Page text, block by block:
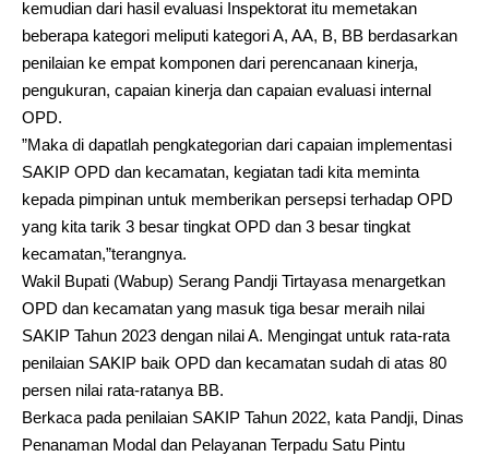
kemudian dari hasil evaluasi Inspektorat itu memetakan
beberapa kategori meliputi kategori A, AA, B, BB berdasarkan
penilaian ke empat komponen dari perencanaan kinerja,
pengukuran, capaian kinerja dan capaian evaluasi internal
OPD.
”Maka di dapatlah pengkategorian dari capaian implementasi
SAKIP OPD dan kecamatan, kegiatan tadi kita meminta
kepada pimpinan untuk memberikan persepsi terhadap OPD
yang kita tarik 3 besar tingkat OPD dan 3 besar tingkat
kecamatan,”terangnya.
Wakil Bupati (Wabup) Serang Pandji Tirtayasa menargetkan
OPD dan kecamatan yang masuk tiga besar meraih nilai
SAKIP Tahun 2023 dengan nilai A. Mengingat untuk rata-rata
penilaian SAKIP baik OPD dan kecamatan sudah di atas 80
persen nilai rata-ratanya BB.
Berkaca pada penilaian SAKIP Tahun 2022, kata Pandji, Dinas
Penanaman Modal dan Pelayanan Terpadu Satu Pintu